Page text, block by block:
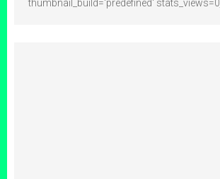
thumbnail_build='predefined' stats_views=0]